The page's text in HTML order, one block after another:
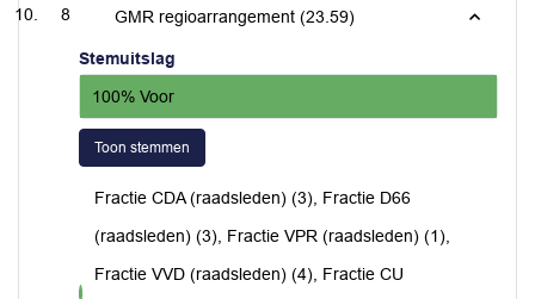
8 GMR regioarrangement (23.59)
Stemuitslag
100% Voor
Toon stemmen
Fractie CDA (raadsleden) (3), Fractie D66
(raadsleden) (3), Fractie VPR (raadsleden) (1),
Fractie VVD (raadsleden) (4), Fractie CU